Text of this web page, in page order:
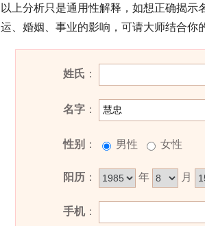
慧忠的姓名五行组合是： 水 -火。这种组合
容易冲动，常常会招惹是非。其人意志不
难在事业上取得发展。
慧忠名字能打多少分？
慧忠名字评分为： 90 分（评分由卜易居根
以上分析只是通用性解释，如想正确揭示
运、婚姻、事业的影响，可请大师结合你
姓氏 ：
名字：
性别 ： 男性 女性
阳历： 年 月
手机：